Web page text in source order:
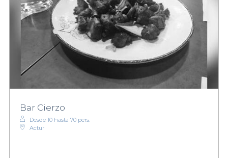
Bar Cierzo
Desde 10 hasta 70 pers.
Actur